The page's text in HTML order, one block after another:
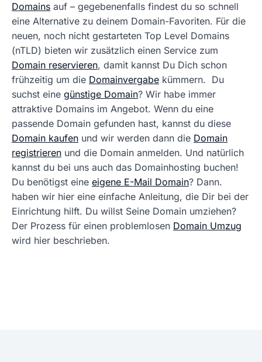
Domains auf – gegebenenfalls findest du so schnell
eine Alternative zu deinem Domain-Favoriten. Für die
neuen, noch nicht gestarteten Top Level Domains
(nTLD) bieten wir zusätzlich einen Service zum
Domain reservieren, damit kannst Du Dich schon
frühzeitig um die Domainvergabe kümmern. Du
suchst eine günstige Domain? Wir habe immer
attraktive Domains im Angebot. Wenn du eine
passende Domain gefunden hast, kannst du diese
Domain kaufen und wir werden dann die Domain
registrieren und die Domain anmelden. Und natürlich
kannst du bei uns auch das Domainhosting buchen!
Du benötigst eine eigene E-Mail Domain? Dann.
haben wir hier eine einfache Anleitung, die Dir bei der
Einrichtung hilft. Du willst Seine Domain umziehen?
Der Prozess für einen problemlosen Domain Umzug
wird hier beschrieben.